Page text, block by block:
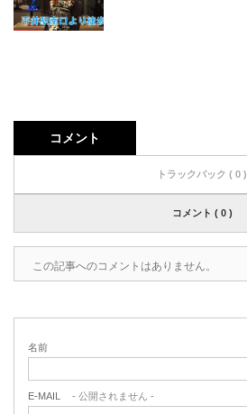
コメント
トラックバック ( 0 )
コメント ( 0 )
この記事へのコメントはありません。
名前
E-MAIL - 公開されません -